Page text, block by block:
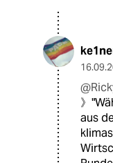
》
aus